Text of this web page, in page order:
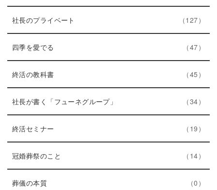
数
リ
数
ン
リ
数
社長のプライベート
ン
リ
数
127
四季を愛でる
ン
ト
リ
ー
数
47
終活の教科書エ
ン
ト
リ
数
45
件
社長が書く「フューネグループ」
ン
リ
数
34
終活セミナー
ン
ト
リ
19
冠婚葬祭のこと
ン
14
葬儀の本質エ
0
件